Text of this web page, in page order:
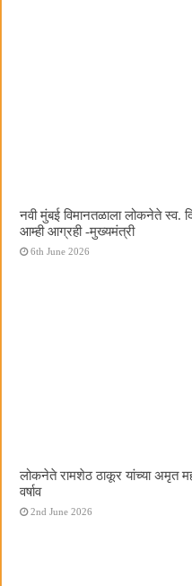
नवी मुंबई विमानतळाला लोकनेते स्व.
आम्ही आग्रही -मुख्यमंत्री
6th June 2026
लोकनेते रामशेठ ठाकूर यांच्या अमृत
वर्षाव
2nd June 2026